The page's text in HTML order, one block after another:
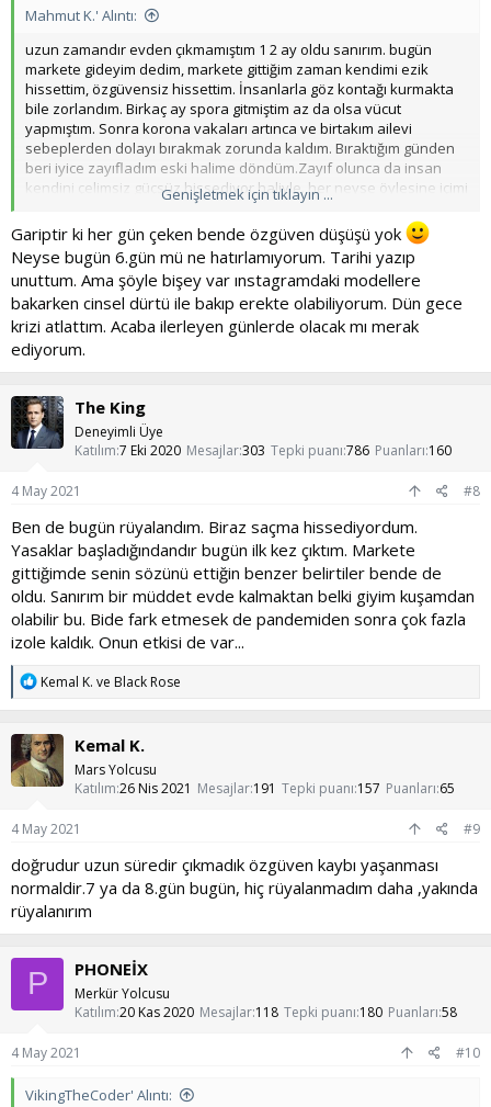
şişirmekten başka bir şey yapmıyorsun. Adam benim iki katım. Ama
(Genelleme yapıyorum, istisnaları katmıyorum). Ve calisthenics'de
de farklı hareket varyasyonları yaparak zorluğu arttırıyorsun.
Gelişmeni her zaman aktif tutabiliyorsun.
Beslenme konusunda da şunu yapabilirsin. Günlük kalori ihtiyacını
internette hesapla. Kilonu korumak için gereken kalorinin üstüne
300-500 kalori daha fazla kalori al. Böyle yaparak kilo alabilirsin.
Başarılar...
Mahmut K.' Alıntı:
uzun zamandır evden çıkmamıştım 1 2 ay oldu sanırım. bugün
markete gideyim dedim, markete gittiğim zaman kendimi ezik
hissettim, özgüvensiz hissettim. İnsanlarla göz kontağı kurmakta
bile zorlandım. Birkaç ay spora gitmiştim az da olsa vücut
yapmıştım. Sonra korona vakaları artınca ve birtakım ailevi
sebeplerden dolayı bırakmak zorunda kaldım. Bıraktığım günden
beri iyice zayıfladım eski halime döndüm.Zayıf olunca da insan
kendini çelimsiz güçsüz hissediyor haliyle. her neyse öylesine içimi
dökesim geldi. sizin de böyle zamanlarınız oldu mu?
Genişletmek için tıklayın ...
Gariptir ki her gün çeken bende özgüven düşüşü yok
Neyse bugün 6.gün mü ne hatırlamıyorum. Tarihi yazıp
unuttum. Ama şöyle bişey var ınstagramdaki modellere
bakarken cinsel dürtü ile bakıp erekte olabiliyorum. Dün gece
krizi atlattım. Acaba ilerleyen günlerde olacak mı merak
ediyorum.
The King
Deneyimli Üye
Katılım 7 Eki 2020 Mesajlar303 Tepki puanı 786 Puanları 160
4 May 2021 #8
Ben de bugün rüyalandım. Biraz saçma hissediyordum.
Yasaklar başladığındandır bugün ilk kez çıktım. Markete
gittiğimde senin sözünü ettiğin benzer belirtiler bende de
oldu. Sanırım bir müddet evde kalmaktan belki giyim kuşamdan
olabilir bu. Bide fark etmesek de pandemiden sonra çok fazla
izole kaldık. Onun etkisi de var...
T
p
k
i
l
e
Kemal K. ve Black Rose
Kemal K.
Mars Yolcusu
Katılım 26 Nis 2021 Mesajlar 191 Tepki puanı 157 Puanları 65
4 May 2021 #9
doğrudur uzun süredir çıkmadık özgüven kaybı yaşanması
normaldir.7 ya da 8.gün bugün, hiç rüyalanmadım daha ,yakında
rüyalanırım
P PHONEİX
Merkür Yolcusu
Katılım 20 Kas 2020 Mesajlar 118 Tepki puanı 180 Puanları 58
4 May 2021 #10
VikingTheCoder' Alıntı: